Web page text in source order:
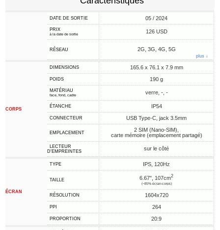
DATE DE SORTIE 05 / 2024
PRIX
à la date de sortie 126 USD
RÉSEAU 2G, 3G, 4G, 5G
plus ↓
CORPS
DIMENSIONS 165.6 x 76.1 x 7.9 mm
POIDS 190 g
MATÉRIAU
face, fond, cadre verre, -, -
ÉTANCHE IP54
CONNECTEUR USB Type-C, jack 3.5mm
EMPLACEMENT
2 SIM (Nano-SIM),
carte mémoire (emplacement partagé)
LECTEUR
D'EMPREINTES
sur le côté
ÉCRAN
TYPE IPS, 120Hz
TAILLE 6.67", 107cm2
(~85% écran-corps)
RÉSOLUTION 1604x720
PPI 264
PROPORTION 20:9